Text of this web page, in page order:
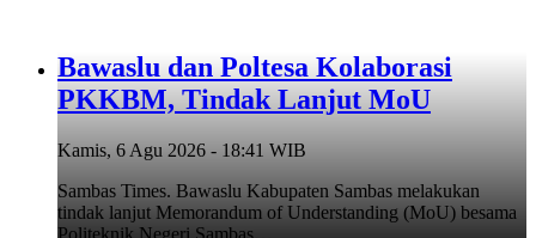
Bawaslu dan Poltesa Kolaborasi
PKKBM, Tindak Lanjut MoU
Kamis, 6 Agu 2026 - 18:41 WIB
Sambas Times. Bawaslu Kabupaten Sambas melakukan
tindak lanjut Memorandum of Understanding (MoU) besama
Politeknik Negeri Sambas…